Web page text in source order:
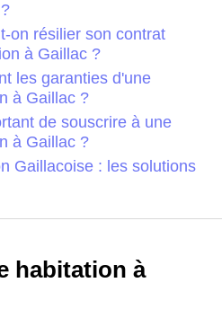
on résilier son contrat
à Gaillac ?
les garanties d'une
à Gaillac ?
de souscrire à une
à Gaillac ?
Gaillacoise : les solutions
habitation à